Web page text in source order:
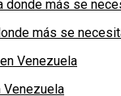
más se
Venezuela